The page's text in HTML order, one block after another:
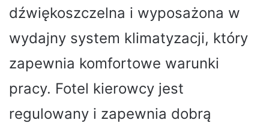
dźwiękoszczelna i wyposażona w
wydajny system klimatyzacji, który
zapewnia komfortowe warunki
pracy. Fotel kierowcy jest
regulowany i zapewnia dobrą